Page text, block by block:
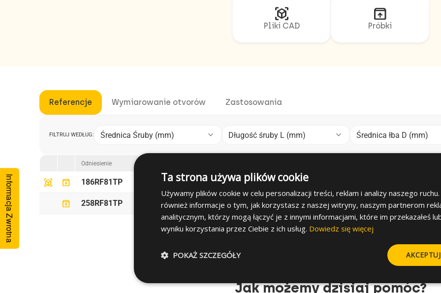
view_in_ar
Pliki CAD
unarchive
Próbki
Referencje Wymiarowanie otvorów Zastosowania
FILTRUJ WEDŁUG: Średnica Śruby (mm) keyboard_arrow_down Długość śruby L (mm) keyboard_arrow_down Średnica łba D (mm)
Odniesienie
view_in_ar
unarchive 186RF81TP shopping_cart 1.8 6
unarchive 258RF81TP 2.5 8 4.20
Jak możemy dzisiaj pomóc?
Informacja Zwrotna Ta strona używa plików cookie
Używamy plików cookie w celu personalizacji treści, reklam i analizy naszego
również informacje o tym, jak korzystasz z naszej witryny, naszym partnerom
analitycznym, którzy mogą łączyć je z innymi informacjami, które im przekazałeś
wyniku korzystania przez Ciebie z ich usług. Dowiedz się więcej
POKAŻ SZCZEGÓŁY